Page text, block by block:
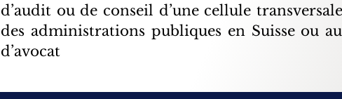
d’audit ou de conseil d’une cellule
des administrations publiques en Suisse ou
d’avocat